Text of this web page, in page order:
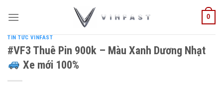
content
0
TIN TỨC VINFAST
#VF3 Thuê Pin 900k – Màu Xanh Dương Nhạt
Xe mới 100%